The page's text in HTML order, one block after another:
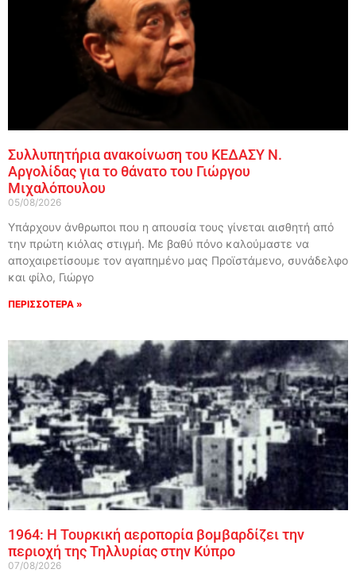
Συλλυπητήρια ανακοίνωση του ΚΕΔΑΣΥ Ν.
Αργολίδας για το θάνατο του Γιώργου
Μιχαλόπουλου
05/08/2026
Υπάρχουν άνθρωποι που η απουσία τους γίνεται αισθητή από
την πρώτη κιόλας στιγμή. Με βαθύ πόνο καλούμαστε να
αποχαιρετίσουμε τον αγαπημένο μας Προϊστάμενο, συνάδελφο
και φίλο, Γιώργο
ΠΕΡΙΣΣΟΤΕΡΑ »
1964: Η Τουρκική αεροπορία βομβαρδίζει την
περιοχή της Τηλλυρίας στην Κύπρο
07/08/2026